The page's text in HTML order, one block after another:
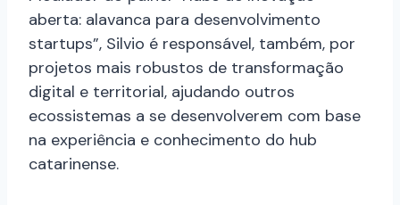
aberta: alavanca para desenvolvimento
startups”, Silvio é responsável, também, por
projetos mais robustos de transformação
digital e territorial, ajudando outros
ecossistemas a se desenvolverem com base
na experiência e conhecimento do hub
catarinense.